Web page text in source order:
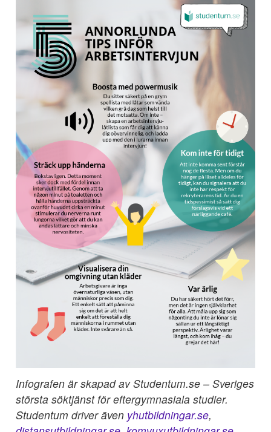
Infografen är skapad av Studentum.se – Sveriges
största söktjänst för eftergymnasiala studier.
Studentum driver även yhutbildningar.se,